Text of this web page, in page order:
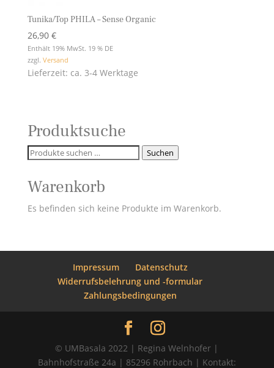
Tunika/Top PHILA – Sense Organic
26,90 €
Enthält 19% MwSt. 19 % DE
zzgl. Versand
Lieferzeit: ca. 3-4 Werktage
Produktsuche
Suchen
Suchen
Warenkorb
Es befinden sich keine Produkte im Warenkorb.
Impressum
Datenschutz
Widerrufsbelehrung und -formular
Zahlungsbedingungen
© UMBasala 2022 | Regina Welnhofer |
Bahnhofstraße 24a | 85296 Rohrbach | Kontakt: